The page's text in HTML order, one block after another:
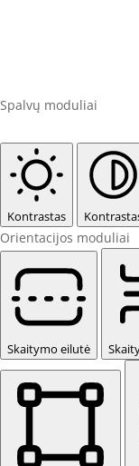
Spalvų moduliai
Kontrastas
Orientacijos moduliai
Skaitymo eilutė